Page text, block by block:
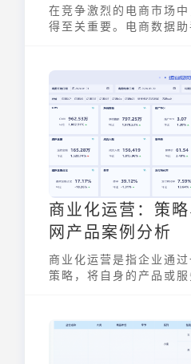
在竞争激烈的电商市场
得至关重要。电商数据
长。本文将深入解析电
用以及如何选择适合自
商业化运营：策
网产品案例分析
商业化运营是指企业通
策略，将自身的产品或
的价值交换。商业化运
要，它直接关系到企业